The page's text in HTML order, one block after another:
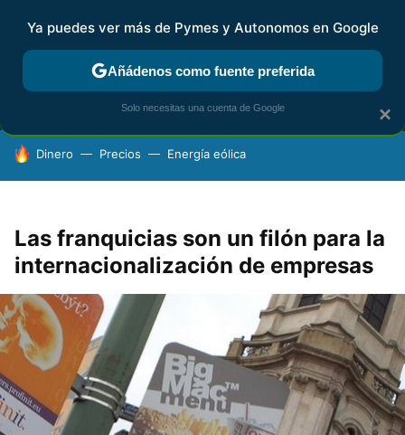
MENÚ NUEVO
FISCALIDAD Y CONTABILIDAD KIT DIGITAL
HOY SE HABLA DE
Dinero Precios Energía eólica
Las franquicias son un filón para la
internacionalización de empresas
×
Ya puedes ver más de Pymes y Autonomos en Google
Añádenos como fuente preferida
Solo necesitas una cuenta de Google